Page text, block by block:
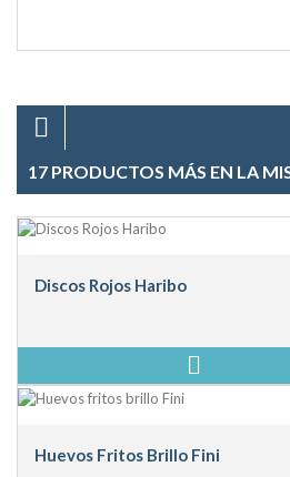
17 PRODUCTOS MÁS EN LA
Discos Rojos Haribo
Huevos Fritos Brillo Fini